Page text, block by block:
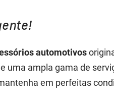
automotivos
ampla gama de
em perfeitas